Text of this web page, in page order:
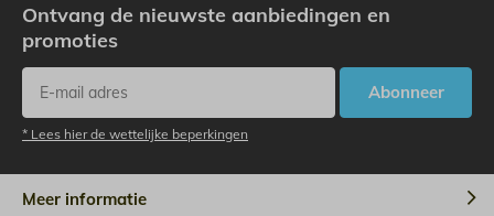
Ontvang de nieuwste aanbiedingen en
promoties
Abonneer
* Lees hier de wettelijke beperkingen
Meer informatie